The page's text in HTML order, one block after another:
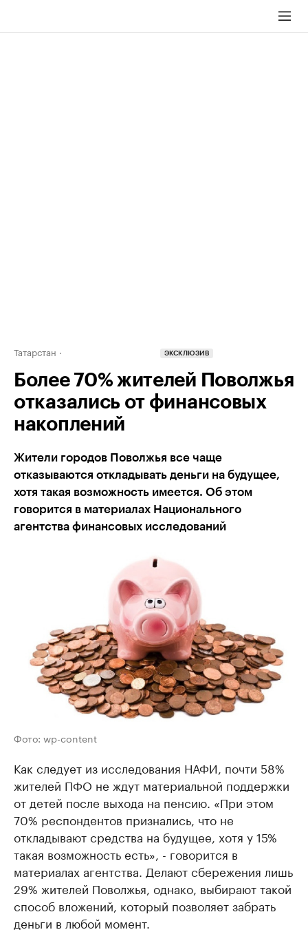
Татарстан ЭКСКЛЮЗИВ
Более 70% жителей Поволжья
отказались от финансовых
накоплений
Жители городов Поволжья все чаще
отказываются откладывать деньги на будущее,
хотя такая возможность имеется. Об этом
говорится в материалах Национального
агентства финансовых исследований
Фото: wp-content
Как следует из исследования НАФИ, почти 58%
жителей ПФО не ждут материальной поддержки
от детей после выхода на пенсию. «При этом
70% респондентов признались, что не
откладывают средства на будущее, хотя у 15%
такая возможность есть», - говорится в
материалах агентства. Делают сбережения лишь
29% жителей Поволжья, однако, выбирают такой
способ вложений, который позволяет забрать
деньги в любой момент.